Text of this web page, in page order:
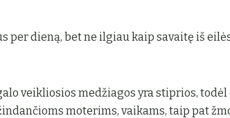
dieną, bet ne ilgiau kaip savaitę iš
veikliosios medžiagos yra stiprios,
moterims, vaikams, taip pat